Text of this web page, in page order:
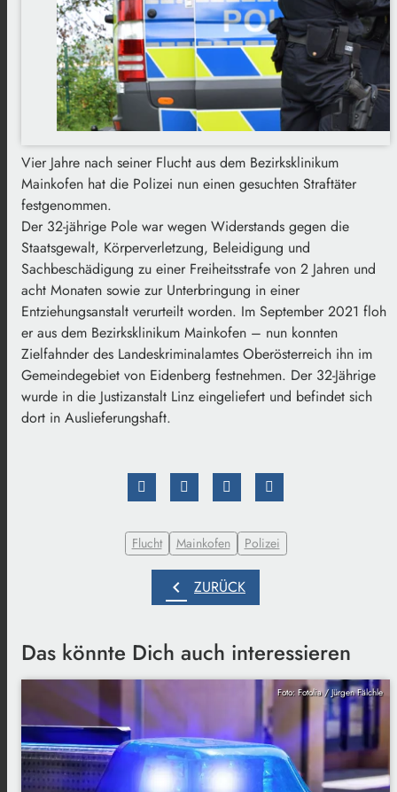
Vier Jahre nach seiner Flucht aus dem Bezirksklinikum
Mainkofen hat die Polizei nun einen gesuchten Straftäter
festgenommen.
Der 32-jährige Pole war wegen Widerstands gegen die
Staatsgewalt, Körperverletzung, Beleidigung und
Sachbeschädigung zu einer Freiheitsstrafe von 2 Jahren und
acht Monaten sowie zur Unterbringung in einer
Entziehungsanstalt verurteilt worden. Im September 2021 floh
er aus dem Bezirksklinikum Mainkofen – nun konnten
Zielfahnder des Landeskriminalamtes Oberösterreich ihn im
Gemeindegebiet von Eidenberg festnehmen. Der 32-Jährige
wurde in die Justizanstalt Linz eingeliefert und befindet sich
dort in Auslieferungshaft.
Flucht Mainkofen Polizei
chevron_left ZURÜCK
Das könnte Dich auch interessieren
Foto: Fotolia / Jürgen Fälchle